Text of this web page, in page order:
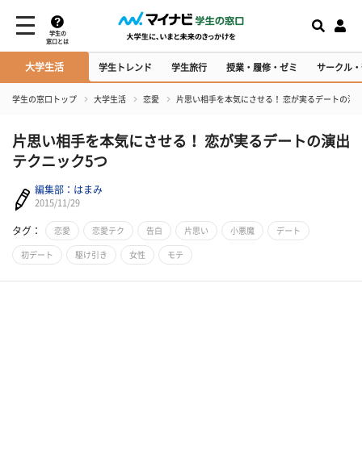
学生の
窓口とは
大学生活 学生トレンド 学生旅行 授業・履修・ゼミ サークル
学生の窓口トップ 大学生活 恋愛 片思い相手を本気にさせる！ 恋が実るデートの演
片思い相手を本気にさせる！ 恋が実るデートの演出
テクニック5つ
編集部：はまみ
2015/11/29
タグ： 恋愛 恋愛テク 告白 片思い 小悪魔 デート
初デート 駆け引き 女性 モテ